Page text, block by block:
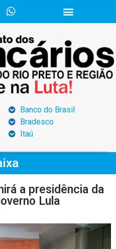
Banco do Brasil
Bradesco
Itaú
a presidência da
Lula